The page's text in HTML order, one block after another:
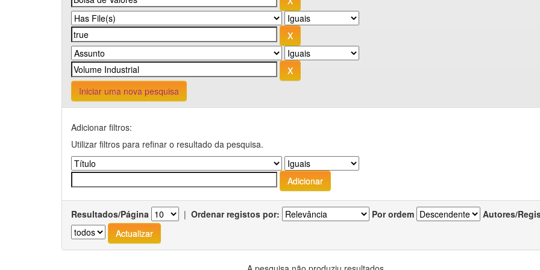
Iniciar uma nova pesquisa
Adicionar filtros:
Utilizar filtros para refinar o resultado da pesquisa.
Resultados/Página | Ordenar registos por: Por ordem Autores/